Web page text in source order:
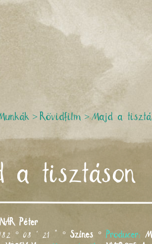
> Rövidfilm > Majd a
a tisztáson
Péter
° 08 ' 21 " ° Színes ° Producer: